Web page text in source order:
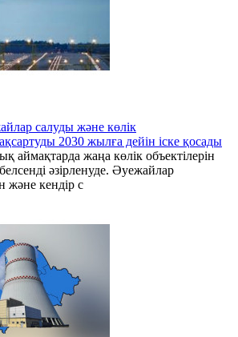
салуды және көлік
2030 жылға дейін іске қосады
аймақтарда жаңа көлік объектілерін
әзірленуде. Әуежайлар
және кендір с